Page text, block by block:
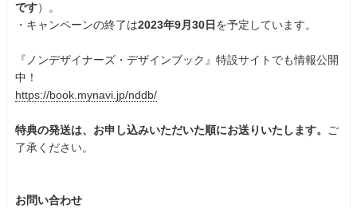
です）。
・キャンペーンの終了は2023年9月30日 を予定しています。
『ノンデザイナーズ・デザインブック』特設サイトでも情報公開
中！
https://book.mynavi.jp/nddb/
特典の発送は、お申し込みいただいた順にお送りいたします。 ご
了承ください。
お問い合わせ